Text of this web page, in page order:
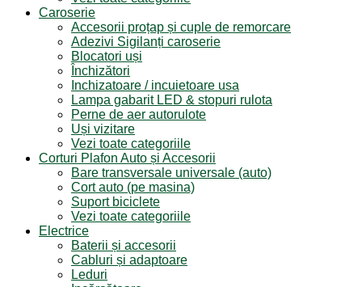
Caroserie
Accesorii proțap și cuple de remorcare
Adezivi Sigilanți caroserie
Blocatori uși
Închizători
Inchizatoare / incuietoare usa
Lampa gabarit LED & stopuri rulota
Perne de aer autorulote
Uși vizitare
Vezi toate categoriile
Corturi Plafon Auto și Accesorii
Bare transversale universale (auto)
Cort auto (pe masina)
Suport biciclete
Vezi toate categoriile
Electrice
Baterii și accesorii
Cabluri și adaptoare
Leduri